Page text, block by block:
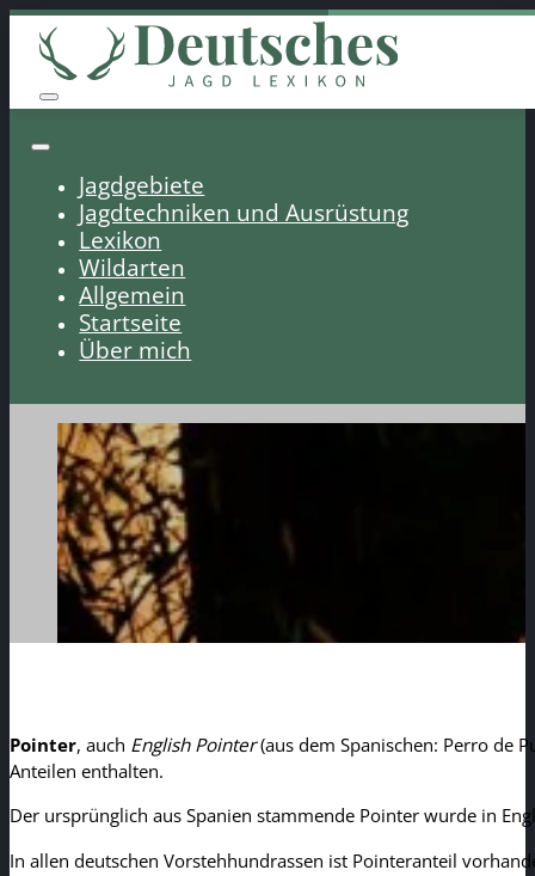
Jagdgebiete
Jagdtechniken und Ausrüstung
Lexikon
Wildarten
Allgemein
Startseite
Über mich
Pointer, auch English Pointer(aus dem Spanischen: Perro de
Anteilen enthalten.
Der ursprünglich aus Spanien stammende Pointer wurde in
In allen deutschen Vorstehhundrassen ist Pointeranteil